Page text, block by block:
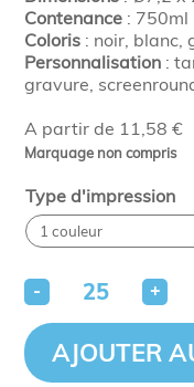
A partir de 11,58 €
Marquage non compris
Contenance : 750ml
Coloris : noir, blanc,
Personnalisation :
gravure,
Type d'impression
- +
AJOUTER